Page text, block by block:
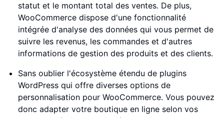
statut et le montant total des ventes. De plus,
WooCommerce dispose d'une fonctionnalité
intégrée d'analyse des données qui vous permet de
suivre les revenus, les commandes et d'autres
informations de gestion des produits et des clients.
Sans oublier l'écosystème étendu de plugins
WordPress qui offre diverses options de
personnalisation pour WooCommerce. Vous pouvez
donc adapter votre boutique en ligne selon vos